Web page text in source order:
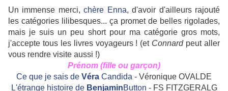
Un immense merci,chère Enna, d'avoir d'ailleurs rajouté
les catégories lilibesques... ça promet de belles rigolades,
mais je suis un peu short pour ma catégorie gros mots,
j'accepte tous les livres voyageurs ! (et Connard peut aller
vous rendre visite aussi !)
Prénom (fille ou garçon)
Ce que je sais de Véra Candida - Véronique OVALDE
L'étrange histoire de BenjaminButton - FS FITZGERALG